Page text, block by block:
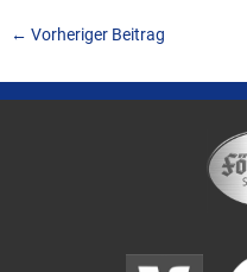
← Vorheriger Beitrag